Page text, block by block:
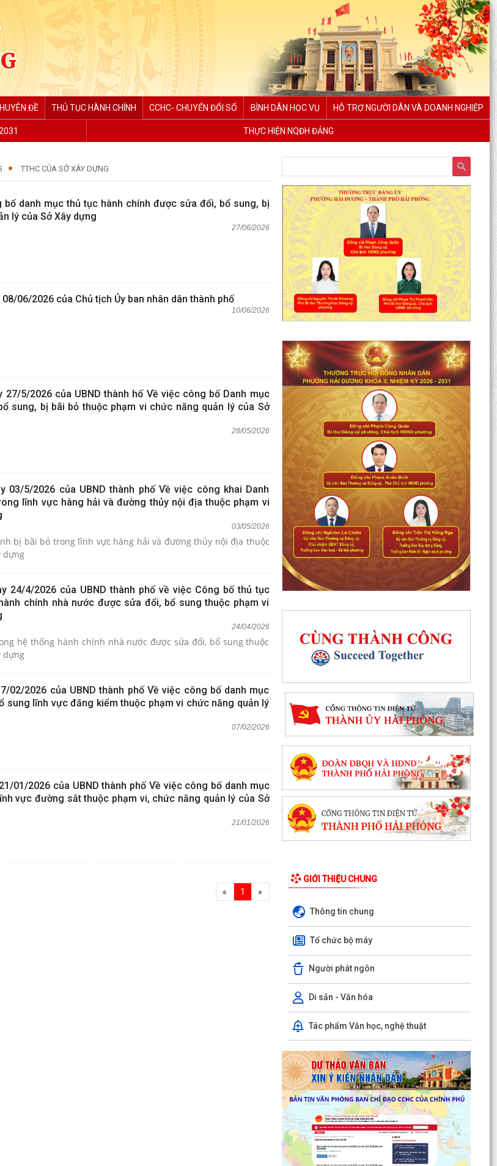
ĐỀ THỦ TỤC HÀNH CHÍNH CCHC- CHUYỂN ĐỔI SỐ BÌNH DÂN HỌC VỤ HỖ TRỢ NGƯỜI DÂN VÀ DOANH NGHIỆP
THỰC HIỆN NQĐH ĐẢNG
TTHC CỦA SỞ XÂY DỰNG
bố danh mục thủ tục hành chính được sửa đổi, bổ sung, bị
lý của Sở Xây dựng
27/06/2026
06/2026 của Chủ tịch Ủy ban nhân dân thành phố
10/06/2026
27/5/2026 của UBND thành hố Về việc công bố Danh mục
sung, bị bãi bỏ thuộc phạm vi chức năng quản lý của Sở
28/05/2026
03/5/2026 của UBND thành phố Về việc công khai Danh
lĩnh vực hàng hải và đường thủy nội địa thuộc phạm vi
03/05/2026
bị bãi bỏ trong lĩnh vực hàng hải và đường thủy nội địa thuộc
dựng
24/4/2026 của UBND thành phố về việc Công bố thủ tục
chính nhà nước được sửa đổi, bổ sung thuộc phạm vi
24/04/2026
hệ thống hành chính nhà nước được sửa đổi, bổ sung thuộc
dựng
02/2026 của UBND thành phố Về việc công bố danh mục
sung lĩnh vực đăng kiểm thuộc phạm vi chức năng quản lý
07/02/2026
01/2026 của UBND thành phố Về việc công bố danh mục
vực đường sắt thuộc phạm vi, chức năng quản lý của Sở
21/01/2026
« 1 »
GIỚI THIỆU CHUNG
Thông tin chung
Tổ chức bộ máy
Người phát ngôn
Di sản - Văn hóa
Tác phẩm Văn học, nghệ thuật